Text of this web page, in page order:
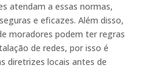
atendam a essas normas,
e eficazes. Além disso,
moradores podem ter regras
de redes, por isso é
diretrizes locais antes de